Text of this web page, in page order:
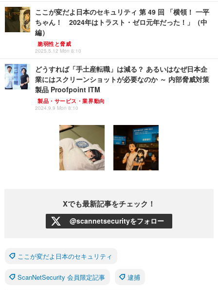
ここが変だよ日本のセキュリティ 第 49 回 「横領！ 一平
ちゃん！ 2024年はトラスト・ゼロ元年だった！」（中
編）
脆弱性と脅威
2025.5.12 Mon 8:10
どうすれば「手土産転職」は減る？ あるいはなぜ日本企
業にはスクリーンショットが必要なのか ～ 内部脅威対策
製品 Proofpoint ITM
製品・サービス・業界動向
2024.9.9 Mon 8:10
Xでも最新記事をチェック！
@scannetsecurityをフォロー
ここが変だよ日本のセキュリティ
ScanNetSecurity 会員限定記事 逮捕